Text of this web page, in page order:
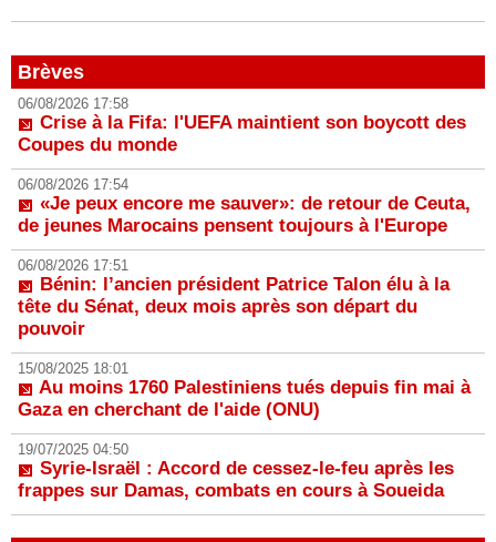
Brèves
06/08/2026 17:58
Crise à la Fifa: l'UEFA maintient son boycott des
Coupes du monde
06/08/2026 17:54
«Je peux encore me sauver»: de retour de Ceuta,
de jeunes Marocains pensent toujours à l'Europe
06/08/2026 17:51
Bénin: l’ancien président Patrice Talon élu à la
tête du Sénat, deux mois après son départ du
pouvoir
15/08/2025 18:01
Au moins 1760 Palestiniens tués depuis fin mai à
Gaza en cherchant de l'aide (ONU)
19/07/2025 04:50
Syrie-Israël : Accord de cessez-le-feu après les
frappes sur Damas, combats en cours à Soueida